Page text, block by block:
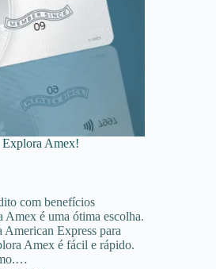
Explora Amex!
com benefícios
Amex é uma ótima escolha.
American Express para
Amex é fácil e rápido.